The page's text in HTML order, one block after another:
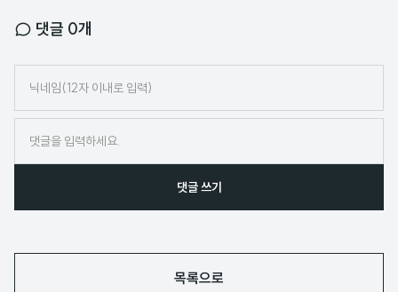
댓글 0개
임
댓글 쓰기
목록으로